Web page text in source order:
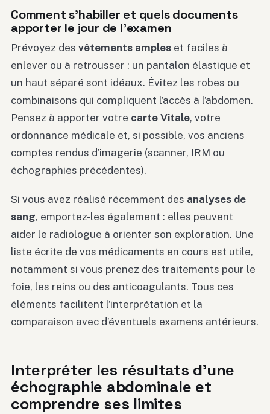
Comment s’habiller et quels documents
apporter le jour de l’examen
Prévoyez des vêtements amples et faciles à
enlever ou à retrousser : un pantalon élastique et
un haut séparé sont idéaux. Évitez les robes ou
combinaisons qui compliquent l’accès à l’abdomen.
Pensez à apporter votre carte Vitale, votre
ordonnance médicale et, si possible, vos anciens
comptes rendus d’imagerie (scanner, IRM ou
échographies précédentes).
Si vous avez réalisé récemment des analyses de
sang, emportez-les également : elles peuvent
aider le radiologue à orienter son exploration. Une
liste écrite de vos médicaments en cours est utile,
notamment si vous prenez des traitements pour le
foie, les reins ou des anticoagulants. Tous ces
éléments facilitent l’interprétation et la
comparaison avec d’éventuels examens antérieurs.
Interpréter les résultats d’une
échographie abdominale et
comprendre ses limites